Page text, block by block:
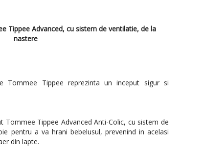
Tippee Advanced, cu sistem de ventilatie, de la
nastere
Tommee Tippee reprezinta un inceput sigur si
Tommee Tippee Advanced Anti-Colic, cu sistem de
pentru a va hrani bebelusul, prevenind in acelasi
din lapte.